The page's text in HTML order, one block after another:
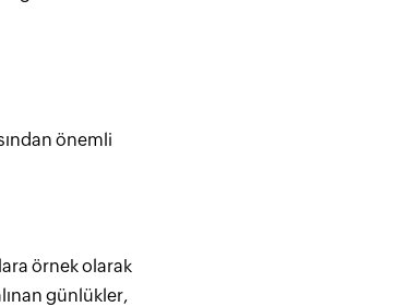
önemli
örnek olarak
günlükler,